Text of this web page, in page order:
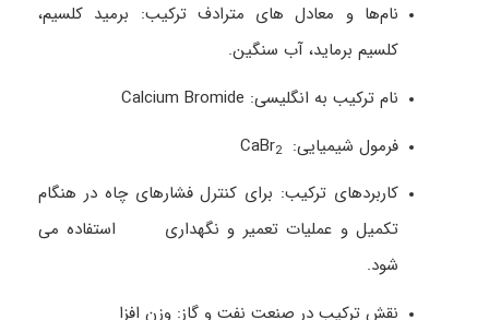
نام‌ها و معادل های مترادف ترکیب: برمید کلسیم،
کلسیم برماید، آب سنگین.
نام ترکیب به انگلیسی: Calcium Bromide
فرمول شیمیایی: CaBr
2
کاربردهای ترکیب: برای کنترل فشارهای چاه در هنگام
تکمیل و عملیات تعمیر و نگهداری استفاده می
شود.
نقش ترکیب در صنعت نفت و گاز: وزن افزا